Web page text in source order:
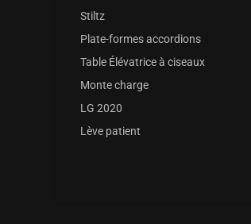
Stiltz
Plate-formes accordions
Table Élévatrice à ciseaux
Monte charge
LG 2020
Lève patient